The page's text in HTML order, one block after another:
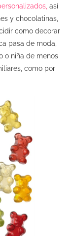
así
y chocolatinas,
como decorar
pasa de moda,
o niña de menos
como por